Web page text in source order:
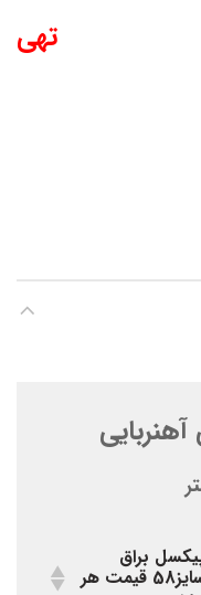
تهی
براق
سایز58 قیمت هر